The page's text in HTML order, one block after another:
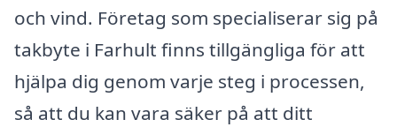
och vind. Företag som specialiserar sig på
takbyte i Farhult finns tillgängliga för att
hjälpa dig genom varje steg i processen,
så att du kan vara säker på att ditt